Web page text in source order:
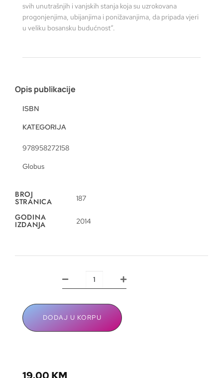
svih unutrašnjih i vanjskih stanja koja su uzrokovana
progonjenjima, ubijanjima i ponižavanjima, da pripada vjeri
u veliku bosansku budućnost“.
Opis publikacije
ISBN
KATEGORIJA
978958272158
Globus
BROJ
STRANICA 187
GODINA
IZDANJA 2014
DODAJ U KORPU